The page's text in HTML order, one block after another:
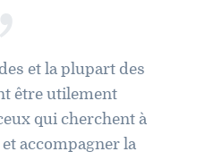
et la plupart des
être utilement
qui cherchent à
accompagner la